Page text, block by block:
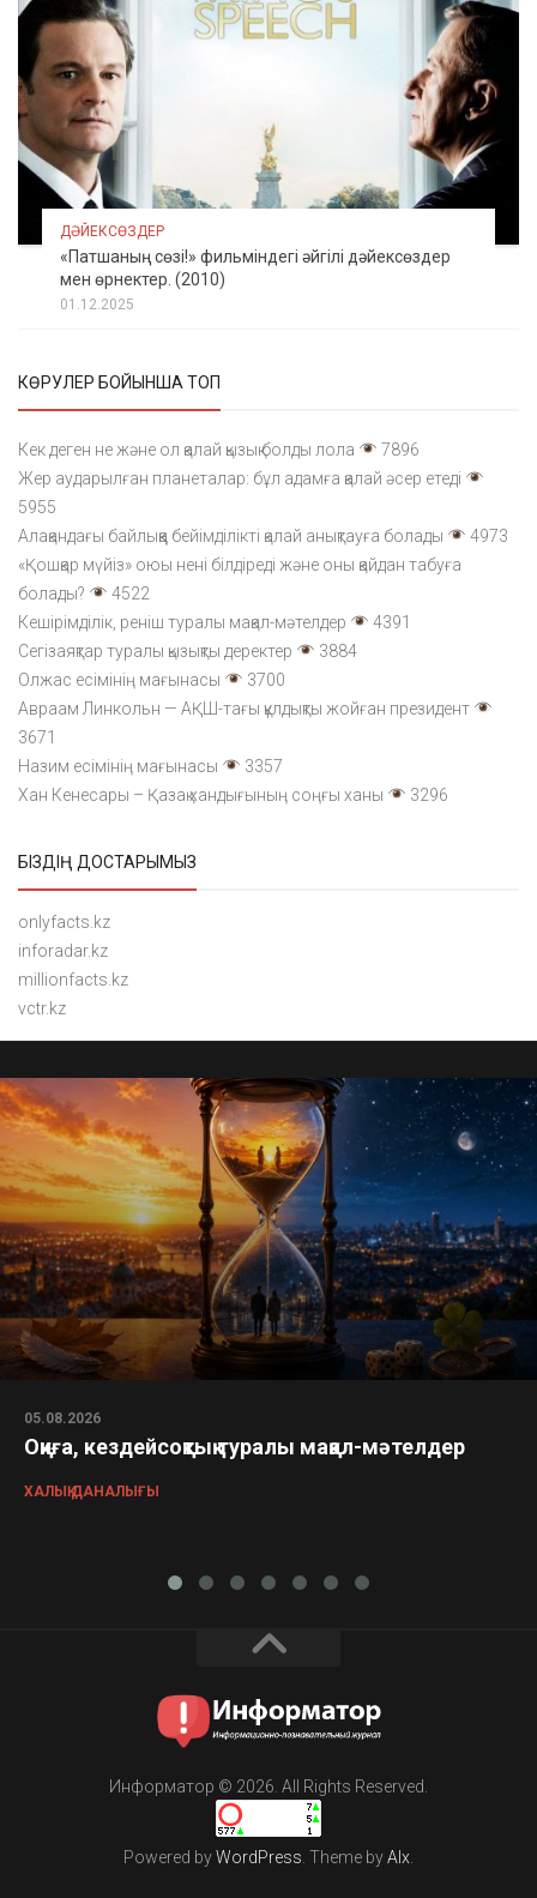
ДӘЙЕКСӨЗДЕР
«Патшаның сөзі!» фильміндегі әйгілі дәйексөздер
мен өрнектер. (2010)
01.12.2025
КӨРУЛЕР БОЙЫНША ТОП
Кек деген не және ол қалай қызық болды лола
7896
Жер аударылған планеталар: бұл адамға қалай әсер етеді
5955
Алақандағы байлыққа бейімділікті қалай анықтауға болады
4973
«Қошқар мүйіз» оюы нені білдіреді және оны қайдан табуға
болады?
4522
Кешірімділік, реніш туралы мақал-мәтелдер
4391
Сегізаяқтар туралы қызықты деректер
3884
Олжас есімінің мағынасы
3700
Авраам Линкольн — АҚШ-тағы құлдықты жойған президент
3671
Назим есімінің мағынасы
3357
Хан Кенесары – Қазақ хандығының соңғы ханы
3296
БІЗДІҢ ДОСТАРЫМЫЗ
onlyfacts.kz
inforadar.kz
millionfacts.kz
vctr.kz
05.08.2026
Оқиға, кездейсоқтық туралы мақал-мәтелдер
ХАЛЫҚ ДАНАЛЫҒЫ
Информатор © 2026. All Rights Reserved.
Powered byWordPress. Theme byAlx.